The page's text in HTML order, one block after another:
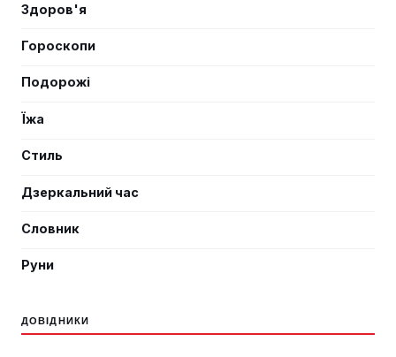
Здоров'я
Гороскопи
Подорожі
Їжа
Стиль
Дзеркальний час
Словник
Руни
ДОВІДНИКИ